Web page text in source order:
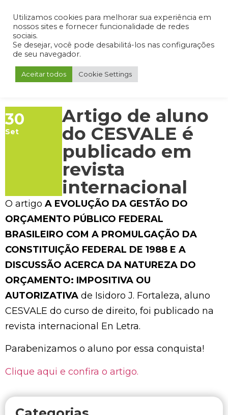
Admin Portal do Aluno Portal do Professor Portal do Coordenador
30
Set
Artigo de aluno
do CESVALE é
publicado em
revista
internacional
O artigo A EVOLUÇÃO DA GESTÃO DO
ORÇAMENTO PÚBLICO FEDERAL
BRASILEIRO COM A PROMULGAÇÃO DA
CONSTITUIÇÃO FEDERAL DE 1988 E A
DISCUSSÃO ACERCA DA NATUREZA DO
ORÇAMENTO: IMPOSITIVA OU
AUTORIZATIVA de Isidoro J. Fortaleza, aluno
CESVALE do curso de direito, foi publicado na
revista internacional En Letra.
Parabenizamos o aluno por essa conquista!
Clique aqui e confira o artigo.
Utilizamos cookies para melhorar sua experiência em
nossos sites e fornecer funcionalidade de redes
sociais.
Se desejar, você pode desabilitá-los nas configurações
de seu navegador.
Aceitar todos Cookie Settings